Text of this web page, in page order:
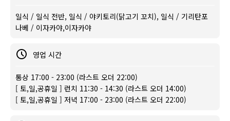
일식 / 일식 전반, 일식 / 야키토리(닭고기 꼬치), 일식 / 기리탄포
나베 / 이자카야,이자카야
영업 시간
통상 17:00 - 23:00 (라스트 오더 22:00)
[ 토,일,공휴일 ] 런치 11:30 - 14:30 (라스트 오더 14:00)
[ 토,일,공휴일 ] 저녁 17:00 - 23:00 (라스트 오더 22:00)